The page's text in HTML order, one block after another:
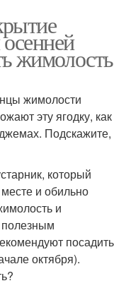
жимолость
жимолости
эту ягодку, как
Подскажите,
который
и обильно
и
полезным
посадить
октября).